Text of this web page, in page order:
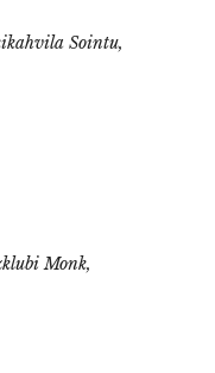
Sointu,
Monk,